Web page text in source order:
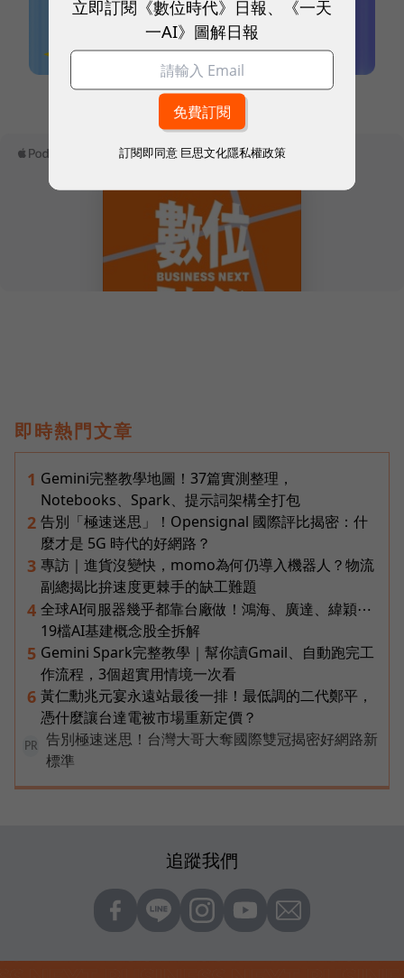
本網站內容未經允許，不得轉載。
即時熱門文章
1 Gemini完整教學地圖！37篇實測整理，
Notebooks、Spark、提示詞架構全打包
2 告別「極速迷思」！Opensignal 國際評比揭密：什
麼才是 5G 時代的好網路？
3 專訪｜進貨沒變快，momo為何仍導入機器人？物流
副總揭比拚速度更棘手的缺工難題
4 全球AI伺服器幾乎都靠台廠做！鴻海、廣達、緯穎⋯
19檔AI基建概念股全拆解
5 Gemini Spark完整教學｜幫你讀Gmail、自動跑完工
作流程，3個超實用情境一次看
6 黃仁勳兆元宴永遠站最後一排！最低調的二代鄭平，
憑什麼讓台達電被市場重新定價？
PR
告別極速迷思！台灣大哥大奪國際雙冠揭密好網路新
標準
追蹤我們
立即訂閱《數位時代》日報、《一天
一AI》圖解日報
訂閱即同意 巨思文化隱私權政策